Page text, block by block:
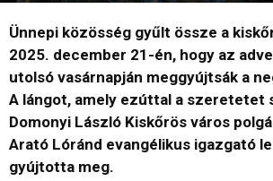
Ünnepi közösség gyűlt össze a
2025. december 21-én, hogy az
utolsó vasárnapján meggyújtsák a
A lángot, amely ezúttal a szeretetet
Domonyi László Kiskőrös város
Arató Lóránd evangélikus igazgató
gyújtotta meg.